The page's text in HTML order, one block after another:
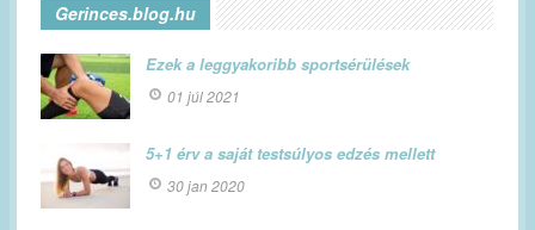
Gerinces.blog.hu
Ezek a leggyakoribb sportsérülések
01 júl 2021
5+1 érv a saját testsúlyos edzés mellett
30 jan 2020